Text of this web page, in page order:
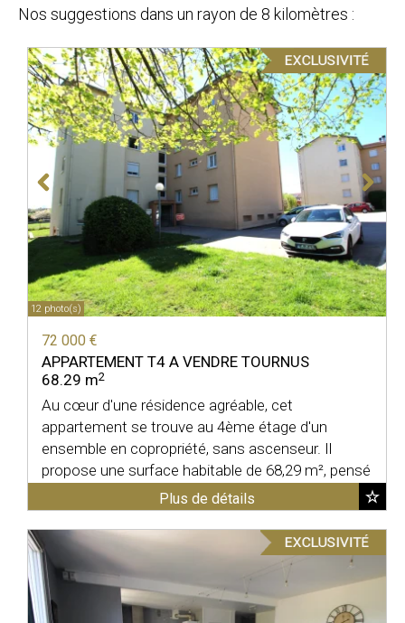
Nos suggestions dans un rayon de 8 kilomètres :
12 photo(s)
72 000 €
APPARTEMENT T4 A VENDRE TOURNUS
68.29 m2
Au cœur d'une résidence agréable, cet
appartement se trouve au 4ème étage d'un
ensemble en copropriété, sans ascenseur. Il
propose une surface habitable de 68,29 m², pensé
pour offrir un cadre de vie ...
Plus de détails